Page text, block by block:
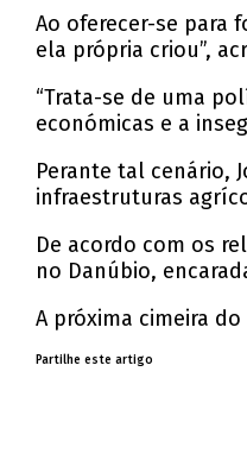
Ao oferecer-se para
ela própria criou”,
“Trata-se de uma
económicas e a
Perante tal cenário,
infraestruturas
De acordo com os
no Danúbio,
A próxima cimeira
Partilhe este artigo